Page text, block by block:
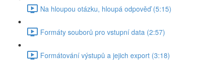
Na hloupou otázku, hloupá odpověď (5:15)
Formáty souborů pro vstupní data (2:57)
Formátování výstupů a jejich export (3:18)